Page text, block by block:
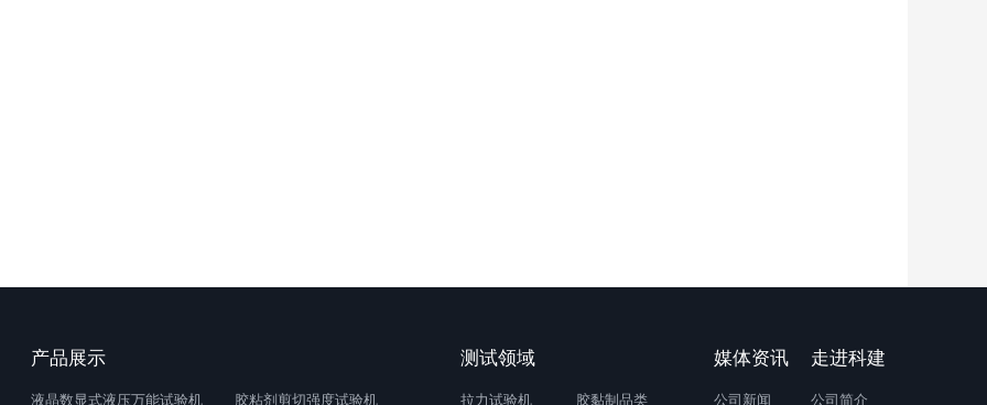
产品展示
液晶数显式液压万能试验机 胶粘剂剪切强度试验机
测试领域
拉力试验机 胶黏制品类
媒体资讯
公司新闻
走进科建
公司简介